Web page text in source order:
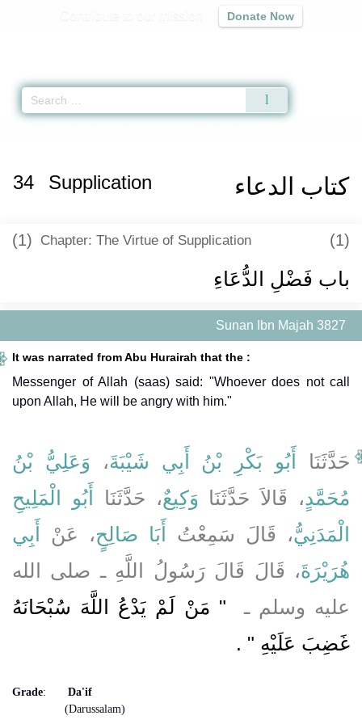
Donate Now
كتاب الدعاء 34 Supplication
(1) Chapter: The Virtue of Supplication (1)
باب فَضْلِ الدُّعَاءِ
Sunan Ibn Majah 3827
It was narrated from Abu Hurairah that the :
Messenger of Allah (saas) said: "Whoever does not call
upon Allah, He will be angry with him."
حَدَّثَنَا أَبُو بَكْرِ بْنُ أَبِي شَيْبَةَ، وَعَلِيُّ بْنُ
مُحَمَّدٍ، قَالاَ حَدَّثَنَا وَكِيعٌ، حَدَّثَنَا
أَبُو الْمَلِيحِ
الْمَدَنِيُّ، قَالَ سَمِعْتُ أَبَا صَالِحٍ، عَنْ
أَبِي
هُرَيْرَةَ، قَالَ قَالَ رَسُولُ اللَّهِ ـ صلى الله
عليه وسلم ـ ‏
"‏ مَنْ لَمْ يَدْعُ اللَّهَ سُبْحَانَهُ
غَضِبَ عَلَيْهِ ‏" ‏ ‏.‏
Grade:
Da'if
(Darussalam)